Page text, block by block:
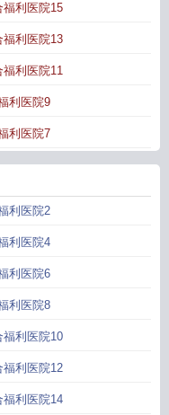
反派惊疑不定的眼神中，猝然
道：“副本第一守则：能量守恒
心疯狂嘶吼。信啊！都他妈给
生性恶劣、睚眦必报，脸有多
傲娇毒舌的s级天赋队友绝望落
！”全服财力最高的治愈系牧师
死了，我绝不独活。”成长流龙
终有一天会让所有伤害过你的
是哭着求他别再为他们燃命
丢给应观洲。仿佛看护宝物的
在乎你们了？我是恶毒炮灰
骗子美人反派（？）受，团宠
案记录于2025.1.15，已截屏——
主来了，并且不止一个；坏消
自己的艺术里，凑一块堪比灭
福利医院15
福利医院13
福利医院11
利医院9
利医院7
利医院2
利医院4
利医院6
利医院8
福利医院10
福利医院12
福利医院14